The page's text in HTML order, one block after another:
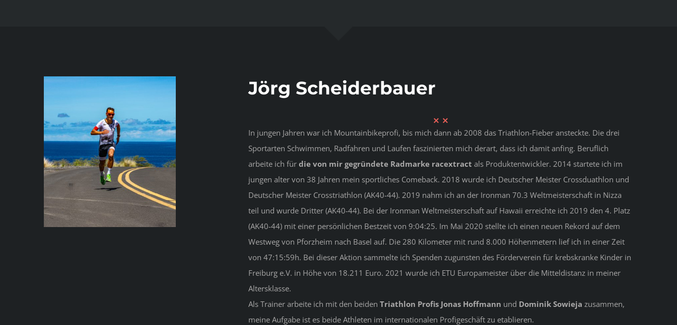
Jörg Scheiderbauer
In jungen Jahren war ich Mountainbikeprofi, bis mich dann ab 2008 das Triathlon-Fieber ansteckte. Die drei
Sportarten Schwimmen, Radfahren und Laufen faszinierten mich derart, dass ich damit anfing. Beruflich
arbeite ich für die von mir gegründete Radmarke racextract als Produktentwickler. 2014 startete ich im
jungen alter von 38 Jahren mein sportliches Comeback. 2018 wurde ich Deutscher Meister Crossduathlon und
Deutscher Meister Crosstriathlon (AK40-44). 2019 nahm ich an der Ironman 70.3 Weltmeisterschaft in Nizza
teil und wurde Dritter (AK40-44). Bei der Ironman Weltmeisterschaft auf Hawaii erreichte ich 2019 den 4. Platz
(AK40-44) mit einer persönlichen Bestzeit von 9:04:25. Im Mai 2020 stellte ich einen neuen Rekord auf dem
Westweg von Pforzheim nach Basel auf. Die 280 Kilometer mit rund 8.000 Höhenmetern lief ich in einer Zeit
von 47:15:59h. Bei dieser Aktion sammelte ich Spenden zugunsten des Förderverein für krebskranke Kinder in
Freiburg e.V. in Höhe von 18.211 Euro. 2021 wurde ich ETU Europameister über die Mitteldistanz in meiner
Altersklasse.
Als Trainer arbeite ich mit den beiden Triathlon Profis Jonas Hoffmann und Dominik Sowieja zusammen,
meine Aufgabe ist es beide Athleten im internationalen Profigeschäft zu etablieren.